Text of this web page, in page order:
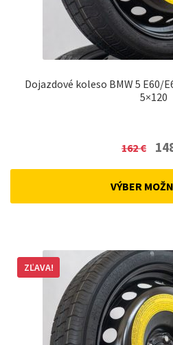
Dojazdové koleso BMW 5 E60/
5×120
162€
was:
VÝBER
ZĽAVA!